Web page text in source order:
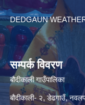
DEDGAUN
सम्पर्क विवरण
बौदीकाली गाउँपालिका
बौदीकाली- २, डेढगाउँ,